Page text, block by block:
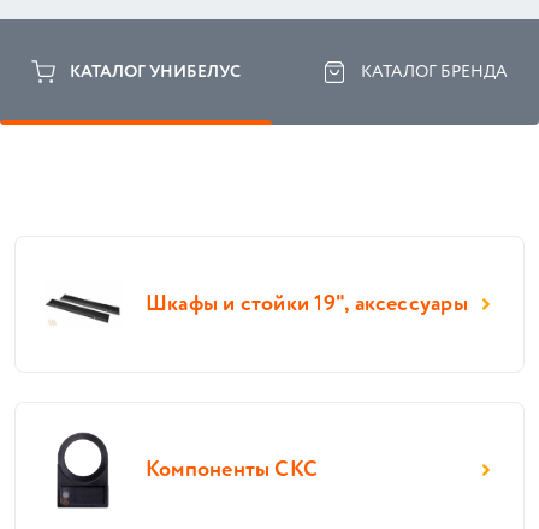
КАТАЛОГ УНИБЕЛУС КАТАЛОГ БРЕНДА
Шкафы и стойки 19", аксессуары
Компоненты СКС